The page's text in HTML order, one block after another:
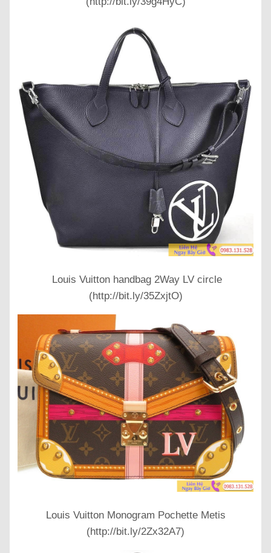
Louis Vuitton handbag 2Way LV circle
(http://bit.ly/35ZxjtO)
Louis Vuitton Monogram Pochette Metis
(http://bit.ly/2Zx32A7)